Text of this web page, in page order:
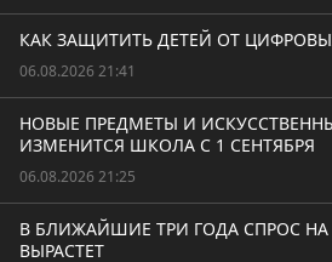
КАК ЗАЩИТИТЬ ДЕТЕЙ ОТ
06.08.2026 21:41
НОВЫЕ ПРЕДМЕТЫ И
ИЗМЕНИТСЯ ШКОЛА С 1 СЕНТЯБРЯ
06.08.2026 21:25
В БЛИЖАЙШИЕ ТРИ ГОДА СПРОС
ВЫРАСТЕТ